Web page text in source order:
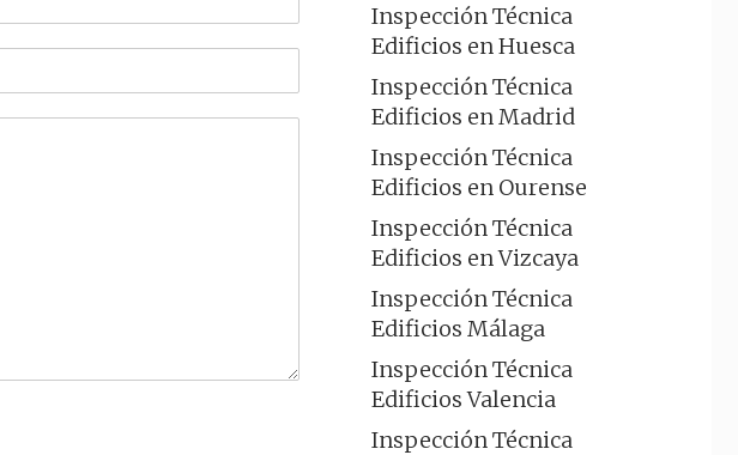
Inspección Técnica
Edificios en Huesca
Inspección Técnica
Edificios en Madrid
Inspección Técnica
Edificios en Ourense
Inspección Técnica
Edificios en Vizcaya
Inspección Técnica
Edificios Málaga
Inspección Técnica
Edificios Valencia
Inspección Técnica